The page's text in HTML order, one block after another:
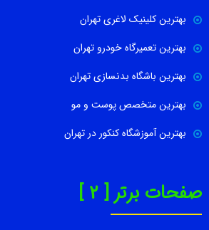
بهترین کلینیک لاغری تهران
بهترین تعمیرگاه خودرو تهران
بهترین باشگاه بدنسازی تهران
بهترین متخصص پوست و مو
بهترین آموزشگاه کنکور در تهران
صفحات برتر [ 2 ]